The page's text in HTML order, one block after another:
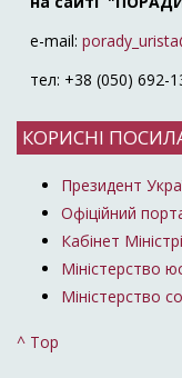
e-mail:
тел: +38 (050) 692-
КОРИСНІ
Президент
Офіційний
Кабінет
Міністерство
Міністерство
^ Top